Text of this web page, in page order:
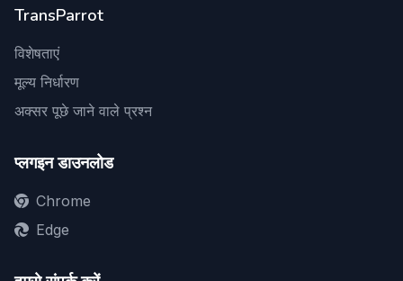
TransParrot
विशेषताएं
मूल्य निर्धारण
अक्सर पूछे जाने वाले प्रश्न
प्लगइन डाउनलोड
Chrome
Edge